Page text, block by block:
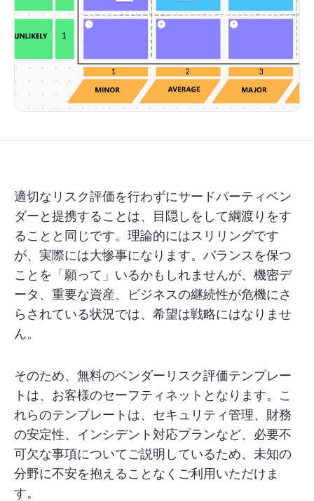
適切なリスク評価を行わずにサードパーティベン
ダーと提携することは、目隠しをして綱渡りをす
ることと同じです。理論的にはスリリングです
が、実際には大惨事になります。バランスを保つ
ことを「願って」いるかもしれませんが、機密デ
ータ、重要な資産、ビジネスの継続性が危機にさ
らされている状況では、希望は戦略にはなりませ
ん。
そのため、無料のベンダーリスク評価テンプレー
トは、お客様のセーフティネットとなります。こ
れらのテンプレートは、セキュリティ管理、財務
の安定性、インシデント対応プランなど、必要不
可欠な事項についてご説明しているため、未知の
分野に不安を抱えることなくご利用いただけま
す。